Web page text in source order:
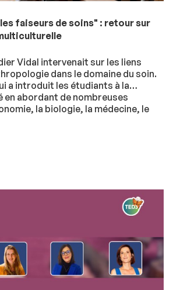
faiseurs de soins" : retour sur
Vidal intervenait sur les liens
dans le domaine du soin.
a introduit les étudiants à la
abordant de nombreuses
la biologie, la médecine, le